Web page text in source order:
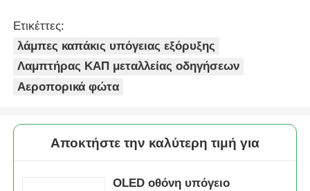
Ετικέττες:
λάμπες καπάκις υπόγειας εξόρυξης
Λαμπτήρας ΚΑΠ μεταλλείας οδηγήσεων
Αεροπορικά φώτα
Αποκτήστε την καλύτερη τιμή για
OLED οθόνη υπόγειο